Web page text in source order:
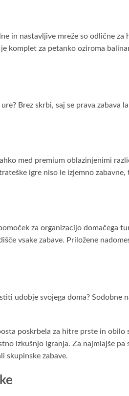
in nastavljive mreže so odlične
komplet za petanko oziroma
Brez skrbi, saj se prava zabava
med premium oblazinjenimi
igre niso le izjemno
za organizacijo domačega
vsake zabave. Priložene
udobje svojega doma? Sodobne
poskrbela za hitre prste in obilo
izkušnjo igranja. Za najmlajše pa
skupinske zabave.